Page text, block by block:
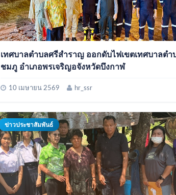
เทศบาลตำบลศรีสำราญ ออกดับไฟเขตเทศบาลตำ
ชมภู อำเภอพรเจริญอจังหวัดบึงกาฬ
10 เมษายน 2569 hr_ssr
ข่าวประชาสัมพันธ์